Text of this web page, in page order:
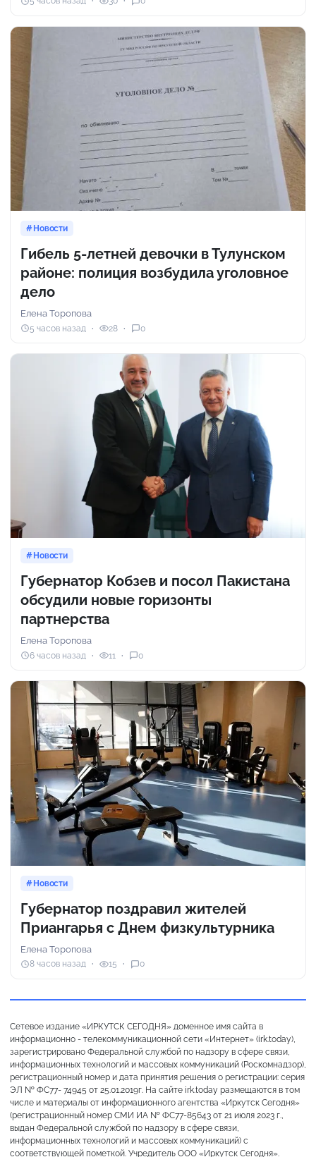
Новости
Гибель 5-летней девочки в Тулунском
районе: полиция возбудила уголовное
дело
Елена Торопова
5 часов назад 28 0
Новости
Губернатор Кобзев и посол Пакистана
обсудили новые горизонты
партнерства
Елена Торопова
6 часов назад 11 0
Новости
Губернатор поздравил жителей
Приангарья с Днем физкультурника
Елена Торопова
8 часов назад 15 0
Сетевое издание «ИРКУТСК СЕГОДНЯ» доменное имя сайта в
информационно - телекоммуникационной сети «Интернет» (irk.today),
зарегистрировано Федеральной службой по надзору в сфере связи,
информационных технологий и массовых коммуникаций (Роскомнадзор),
регистрационный номер и дата принятия решения о регистрации: серия
ЭЛ № ФС77- 74945 от 25.01.2019г. На сайте irk.today размещаются в том
числе и материалы от информационного агентства «Иркутск Сегодня»
(регистрационный номер СМИ ИА № ФС77-85643 от 21 июля 2023 г.,
выдан Федеральной службой по надзору в сфере связи,
информационных технологий и массовых коммуникаций) с
соответствующей пометкой. Учредитель ООО «Иркутск Сегодня».